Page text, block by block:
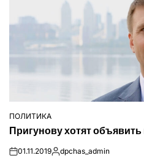
ОПУБЛІКУВАТИ
ПОЛИТИКА
Пригунову хотят
on01.11.2019Опубліковано
dpchas_admin